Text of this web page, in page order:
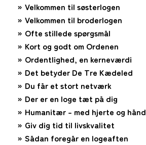
Velkommen til søsterlogen
Velkommen til broderlogen
Ofte stillede spørgsmål
Kort og godt om Ordenen
Ordentlighed, en kerneværdi
Det betyder De Tre Kædeled
Du får et stort netværk
Der er en loge tæt på dig
Humanitær – med hjerte og hånd
Giv dig tid til livskvalitet
Sådan foregår en logeaften